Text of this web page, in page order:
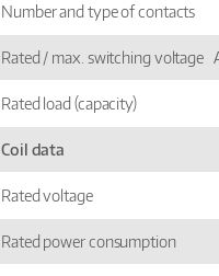
Number and type of contacts
Rated / max. switching voltage
Rated load (capacity)
Coil data
Rated voltage
Rated power consumption